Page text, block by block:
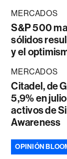
MERCADOS
S&P 500
sólidos
y el
MERCADOS
Citadel, de
5,9% en
activos de
Awareness
OPINIÓN